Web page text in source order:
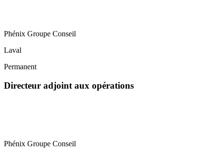
Phénix Groupe Conseil
Laval
Permanent
Directeur adjoint aux opérations
Phénix Groupe Conseil